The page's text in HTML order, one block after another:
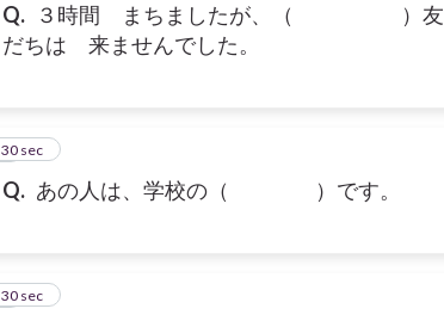
Q.
３時間 まちましたが、（ ）友
だちは 来ませんでした。
Q. あの人は、学校の（ ）です。
7
30 sec
8
30 sec